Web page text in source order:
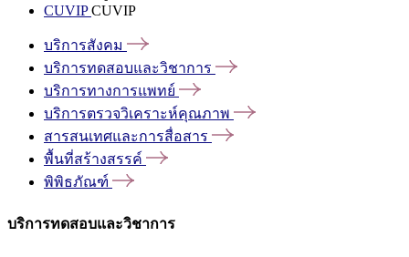
CUVIPCUVIP
บริการสังคม
บริการทดสอบและวิชาการ
บริการทางการแพทย์
บริการตรวจวิเคราะห์คุณภาพ
สารสนเทศและการสื่อสาร
พื้นที่สร้างสรรค์
พิพิธภัณฑ์
บริการทดสอบและวิชาการ